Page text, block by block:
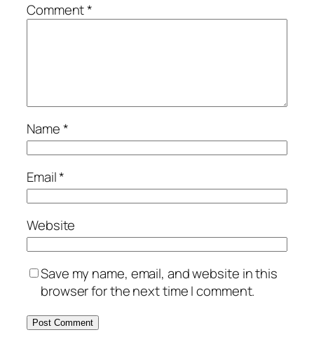
Comment*
Name*
Email*
Website
Save my name, email, and website in this
browser for the next time I comment.